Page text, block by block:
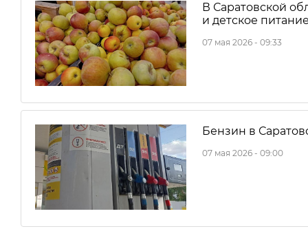
В Саратовской
и детское
07 мая 2026 - 09:33
Бензин в
07 мая 2026 - 09:00